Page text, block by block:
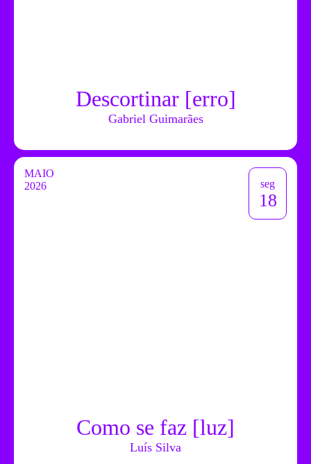
Descortinar [erro]
Gabriel Guimarães
MAIO
2026
seg
18
Como se faz [luz]
Luís Silva